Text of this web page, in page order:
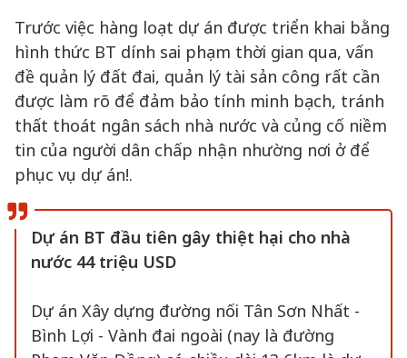
Trước việc hàng loạt dự án được triển khai bằng
hình thức BT dính sai phạm thời gian qua, vấn
đề quản lý đất đai, quản lý tài sản công rất cần
được làm rõ để đảm bảo tính minh bạch, tránh
thất thoát ngân sách nhà nước và củng cố niềm
tin của người dân chấp nhận nhường nơi ở để
phục vụ dự án!.
Dự án BT đầu tiên gây thiệt hại cho nhà
nước 44 triệu USD
Dự án Xây dựng đường nối Tân Sơn Nhất -
Bình Lợi - Vành đai ngoài (nay là đường